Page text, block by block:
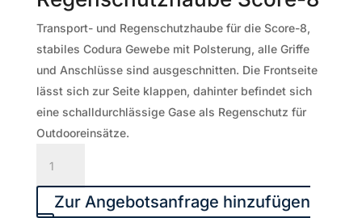
Transport- und Regenschutzhaube für die Score-8,
stabiles Codura Gewebe mit Polsterung, alle Griffe
und Anschlüsse sind ausgeschnitten. Die Frontseite
lässt sich zur Seite klappen, dahinter befindet sich
eine schalldurchlässige Gase als Regenschutz für
Outdooreinsätze.
und
Regenschutzhaube
Zur Angebotsanfrage hinzufügen